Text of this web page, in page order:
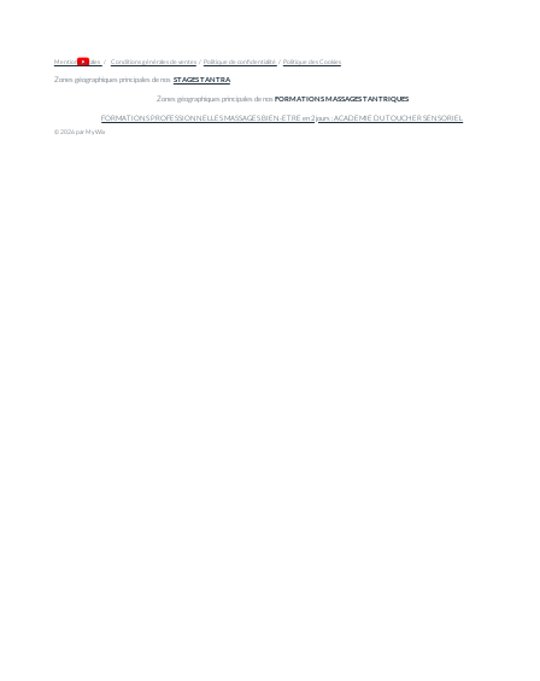
Mentions légales / Conditions générales de ventes/ Politique de confidentialité / Politique des Cookies
Zones géographiques principales de nos STAGES TANTRA
Zones géographiques principales de nos FORMATIONS MASSAGES TANTRIQUES
FORMATIONS PROFESSIONNELLES MASSAGES BIEN-ETRE en 2 jours : ACADEMIE DU TOUCHER SENSORIEL
© 2026 par My Wix